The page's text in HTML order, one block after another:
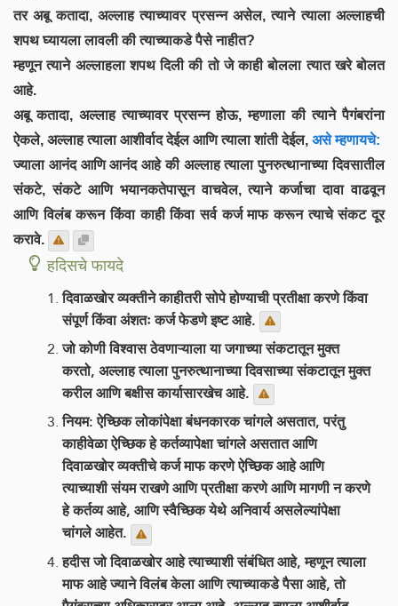
तर अबू कतादा, अल्लाह त्याच्यावर प्रसन्न असेल, त्याने त्याला अल्लाहची
शपथ घ्यायला लावली की त्याच्याकडे पैसे नाहीत?
म्हणून त्याने अल्लाहला शपथ दिली की तो जे काही बोलला त्यात खरे बोलत
आहे.
अबू कतादा, अल्लाह त्याच्यावर प्रसन्न होऊ, म्हणाला की त्याने पैगंबरांना
ऐकले, अल्लाह त्याला आशीर्वाद देईल आणि त्याला शांती देईल, असे म्हणायचे:
ज्याला आनंद आणि आनंद आहे की अल्लाह त्याला पुनरुत्थानाच्या दिवसातील
संकटे, संकटे आणि भयानकतेपासून वाचवेल, त्याने कर्जाचा दावा वाढवून
आणि विलंब करून किंवा काही किंवा सर्व कर्ज माफ करून त्याचे संकट दूर
करावे.
हदिसचे फायदे
दिवाळखोर व्यक्तीने काहीतरी सोपे होण्याची प्रतीक्षा करणे किंवा
संपूर्ण किंवा अंशतः कर्ज फेडणे इष्ट आहे.
जो कोणी विश्वास ठेवणाऱ्याला या जगाच्या संकटातून मुक्त
करतो, अल्लाह त्याला पुनरुत्थानाच्या दिवसाच्या संकटातून मुक्त
करील आणि बक्षीस कार्यासारखेच आहे.
नियम: ऐच्छिक लोकांपेक्षा बंधनकारक चांगले असतात, परंतु
काहीवेळा ऐच्छिक हे कर्तव्यापेक्षा चांगले असतात आणि
दिवाळखोर व्यक्तीचे कर्ज माफ करणे ऐच्छिक आहे आणि
त्याच्याशी संयम राखणे आणि प्रतीक्षा करणे आणि मागणी न करणे
हे कर्तव्य आहे, आणि स्वैच्छिक येथे अनिवार्य असलेल्यांपेक्षा
चांगले आहेत.
हदीस जो दिवाळखोर आहे त्याच्याशी संबंधित आहे, म्हणून त्याला
माफ आहे ज्याने विलंब केला आणि त्याच्याकडे पैसा आहे, तो